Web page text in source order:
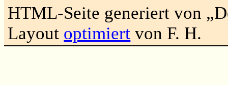
HTML-Seite generiert von
Layout optimiert von F. H.